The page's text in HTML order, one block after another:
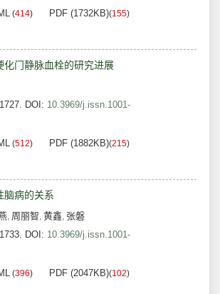
(414) PDF (1732KB)(155)
化门静脉血栓的研究进展
DOI: 10.3969/j.issn.1001-
(512) PDF (1882KB)(215)
脑病的关系
, 周丽智, 黄鑫, 张磐
DOI: 10.3969/j.issn.1001-
(396) PDF (2047KB)(102)